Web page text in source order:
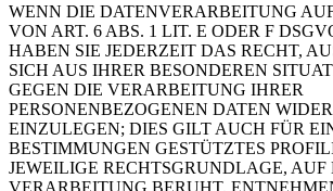
WENN DIE DATENVERARBEITUNG
VON ART. 6 ABS. 1 LIT. E ODER F
HABEN SIE JEDERZEIT DAS RECHT,
SICH AUS IHRER BESONDEREN
GEGEN DIE VERARBEITUNG IHRER
PERSONENBEZOGENEN DATEN
EINZULEGEN; DIES GILT AUCH FÜR
BESTIMMUNGEN GESTÜTZTES
JEWEILIGE RECHTSGRUNDLAGE, AUF
VERARBEITUNG BERUHT,